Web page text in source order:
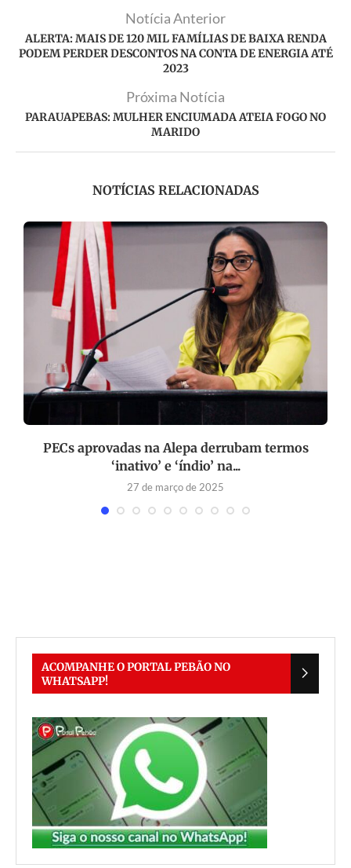
Notícia Anterior
ALERTA: MAIS DE 120 MIL FAMÍLIAS DE BAIXA RENDA
PODEM PERDER DESCONTOS NA CONTA DE ENERGIA ATÉ
2023
Próxima Notícia
PARAUAPEBAS: MULHER ENCIUMADA ATEIA FOGO NO
MARIDO
NOTÍCIAS RELACIONADAS
PECs aprovadas na Alepa derrubam termos
‘inativo’ e ‘índio’ na...
27 de março de 2025
ACOMPANHE O PORTAL PEBÃO NO
WHATSAPP!